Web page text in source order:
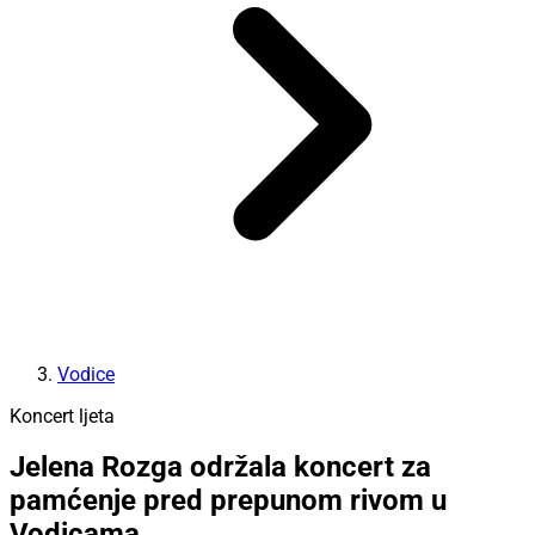
Vodice
Koncert ljeta
Jelena Rozga održala koncert za
pamćenje pred prepunom rivom u